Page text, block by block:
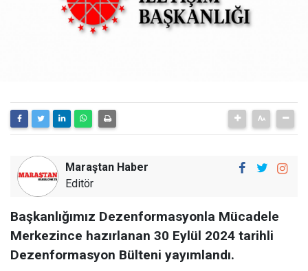
Maraştan Haber
Editör
Başkanlığımız Dezenformasyonla Mücadele
Merkezince hazırlanan 30 Eylül 2024 tarihli
Dezenformasyon Bülteni yayımlandı.